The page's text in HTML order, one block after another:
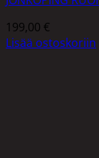
199,00 €
Lisää ostoskoriin